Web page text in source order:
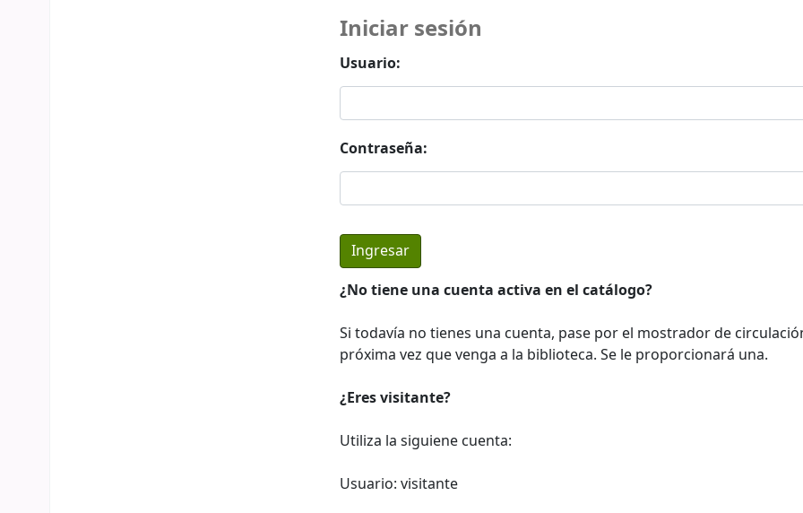
Iniciar sesión
Usuario:
Contraseña:
¿No tiene una cuenta activa en el catálogo?
Si todavía no tienes una cuenta, pase por el mostrador de
próxima vez que venga a la biblioteca. Se le proporcionará una.
¿Eres visitante?
Utiliza la siguiene cuenta:
Usuario: visitante